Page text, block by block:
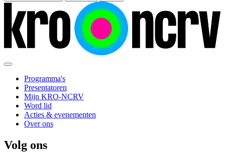
Programma's
Presentatoren
Mijn KRO-NCRV
Word lid
Acties & evenementen
Over ons
Volg ons